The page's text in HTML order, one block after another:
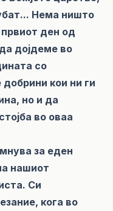
Нема ништо
ден од
дојдеме во
со
кои ни ги
но и да
во оваа
за еден
нашиот
Си
кога во